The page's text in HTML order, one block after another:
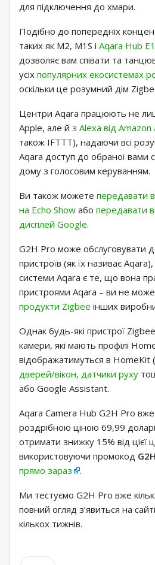
для підключення до хмари.
Подібно до попередніх
таких як M2, M1S і Aqara Hub E1
дозволяє вам співати та
усіх популярних екосистемах
оскільки це розумний дім
Центри Aqara працюють не
Apple, але й з Alexa від
також IFTTT), надаючи всі
Aqara доступ до обраної вами
дому з голосовим керуванням.
Ви також можете передавати
на Echo Show або передавати
дисплей Google.
G2H Pro може обслуговувати
пристроїв (як їх називає
системи Aqara є те, що вона
пристроями Aqara – ви не
продукти Zigbee інших
Однак будь-які пристрої
камери, які мають профілі
відображатимуться в HomeKit
дверей/вікон, датчики руху
або Google Assistant.
Aqara Camera Hub G2H Pro
роздрібною ціною 69,99
отримати знижку 15% від цієї
використовуючи промокод
прямо зараз
.
Ми тестуємо G2H Pro вже
повний огляд з’явиться на
кількох тижнів.